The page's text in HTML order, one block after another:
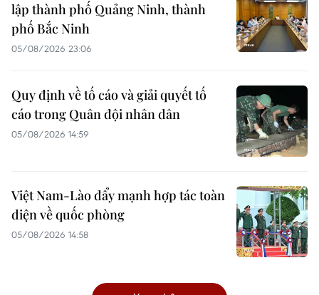
lập thành phố Quảng Ninh, thành
phố Bắc Ninh
05/08/2026 23:06
Quy định về tố cáo và giải quyết tố
cáo trong Quân đội nhân dân
05/08/2026 14:59
Việt Nam-Lào đẩy mạnh hợp tác toàn
diện về quốc phòng
05/08/2026 14:58